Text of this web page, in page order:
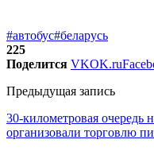
#автобус#беларусь
225
Поделится VKOK.ru
Предыдущая запись
30-километровая очередь
организовали торговлю